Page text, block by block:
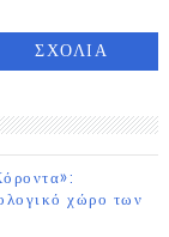
ΣΧΟΛΙΑ
χώρο των